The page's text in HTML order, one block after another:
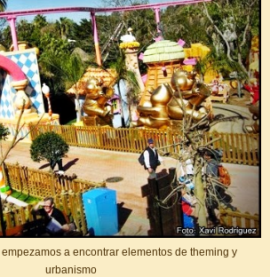
a encontrar elementos de theming y
urbanismo